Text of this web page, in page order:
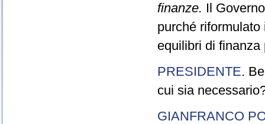
finanze. Il
purché
equilibri di finanza
PRESIDENTE.
cui sia
GIANFRANCO